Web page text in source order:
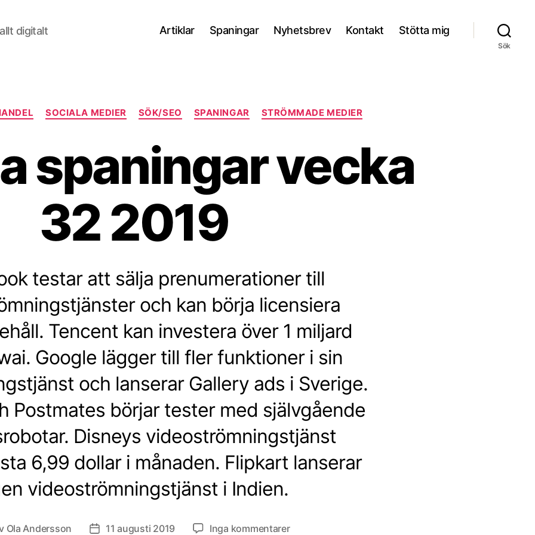
digitalt Artiklar Spaningar Nyhetsbrev Kontakt Stötta mig
Sök
Kategorier
SOCIALA MEDIER SÖK/SEO SPANINGAR STRÖMMADE MEDIER
spaningar vecka
32 2019
testar att sälja prenumerationer till
och kan börja licensiera
Tencent kan investera över 1 miljard
Google lägger till fler funktioner i sin
och lanserar Gallery ads i Sverige.
Postmates börjar tester med självgående
Disneys videoströmningstjänst
6,99 dollar i månaden. Flipkart lanserar
videoströmningstjänst i Indien.
Ola Andersson Inläggsdatum
11 augusti 2019 Inga kommentarertill